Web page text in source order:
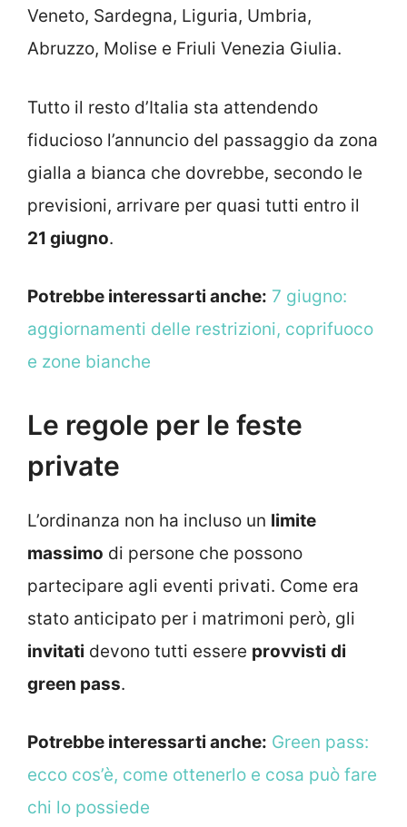
Veneto, Sardegna, Liguria, Umbria,
Abruzzo, Molise e Friuli Venezia Giulia.
Tutto il resto d’Italia sta attendendo
fiducioso l’annuncio del passaggio da zona
gialla a bianca che dovrebbe, secondo le
previsioni, arrivare per quasi tutti entro il
21 giugno.
Potrebbe interessarti anche: 7 giugno:
aggiornamenti delle restrizioni, coprifuoco
e zone bianche
Le regole per le feste
private
L’ordinanza non ha incluso un limite
massimo di persone che possono
partecipare agli eventi privati. Come era
stato anticipato per i matrimoni però, gli
invitati devono tutti essere provvisti di
green pass.
Potrebbe interessarti anche: Green pass:
ecco cos’è, come ottenerlo e cosa può fare
chi lo possiede